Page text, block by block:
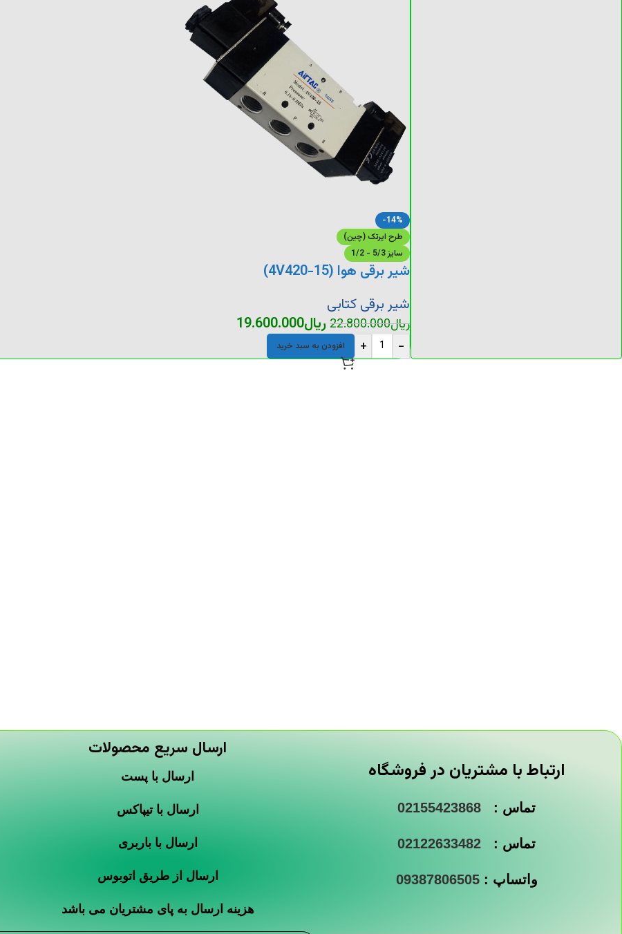
-14%
طرح ایرتک (چین)
سایز 5/3 - 1/2
شیر برقی هوا (4V420-15)
شیر برقی کتابی
ریال22.800.000ریال19.600.000
-
+ افزودن به سبد خرید
ارتباط با مشتریان در فروشگاه
تماس : 02155423868
تماس : 02122633482
واتساپ :09387806505
ارسال سریع محصولات
ارسال با پست
ارسال با تیپاکس
ارسال با باربری
ارسال از طریق اتوبوس
هزینه ارسال به پای مشتریان می باشد